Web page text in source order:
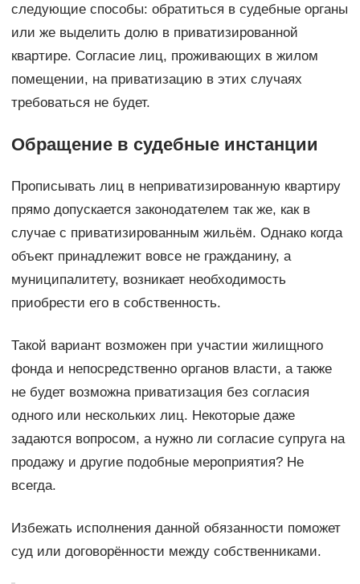
следующие способы: обратиться в судебные органы
или же выделить долю в приватизированной
квартире. Согласие лиц, проживающих в жилом
помещении, на приватизацию в этих случаях
требоваться не будет.
Обращение в судебные инстанции
Прописывать лиц в неприватизированную квартиру
прямо допускается законодателем так же, как в
случае с приватизированным жильём. Однако когда
объект принадлежит вовсе не гражданину, а
муниципалитету, возникает необходимость
приобрести его в собственность.
Такой вариант возможен при участии жилищного
фонда и непосредственно органов власти, а также
не будет возможна приватизация без согласия
одного или нескольких лиц. Некоторые даже
задаются вопросом, а нужно ли согласие супруга на
продажу и другие подобные мероприятия? Не
всегда.
Избежать исполнения данной обязанности поможет
суд или договорённости между собственниками.